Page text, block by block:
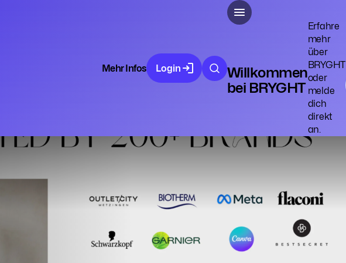
Mehr Infos Login
Willkommen
bei BRYGHT
Erfahre
mehr
über
BRYGHT
oder
melde
dich
direkt
an.